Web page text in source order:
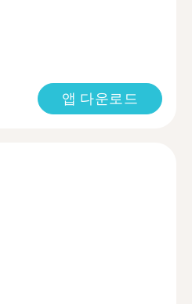
앱 다운로드